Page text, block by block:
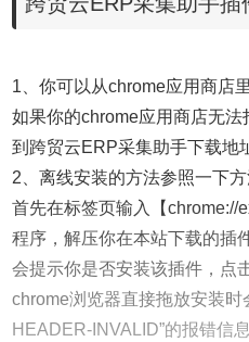
1、你可以从chrome应用商店
如果你的chrome应用商店无
到跨贸云ERP采集助手下载地
2、离线安装的方法参照一下
首先在标签页输入【chrome://
程序，解压你在本站下载的插
会提示你是否安装该插件，点
chrome浏览器直接拖放安装时
HEADER-INVALID”的报错信